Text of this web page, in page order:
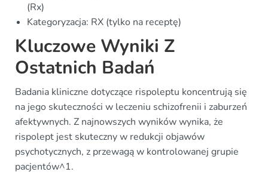
(Rx)
Kategoryzacja: RX (tylko na receptę)
Kluczowe Wyniki Z
Ostatnich Badań
Badania kliniczne dotyczące rispoleptu koncentrują się
na jego skuteczności w leczeniu schizofrenii i zaburzeń
afektywnych. Z najnowszych wyników wynika, że
rispolept jest skuteczny w redukcji objawów
psychotycznych, z przewagą w kontrolowanej grupie
pacjentów^1.